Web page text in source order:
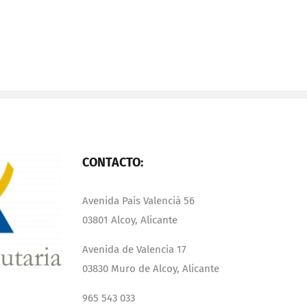
CONTACTO:
Avenida País Valencià 56
03801 Alcoy, Alicante
Avenida de Valencia 17
03830 Muro de Alcoy, Alicante
965 543 033